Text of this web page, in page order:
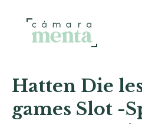
Hatten Die
games Slot -